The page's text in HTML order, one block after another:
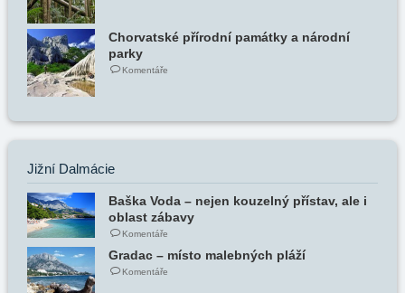
Chorvatské přírodní památky a národní
parky
Komentáře
Jižní Dalmácie
Baška Voda – nejen kouzelný přístav, ale i
oblast zábavy
Komentáře
Gradac – místo malebných pláží
Komentáře